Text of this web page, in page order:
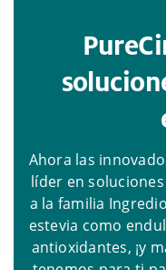
Ahora las
líder en
a la familia
estevia como
antioxidantes, ¡y